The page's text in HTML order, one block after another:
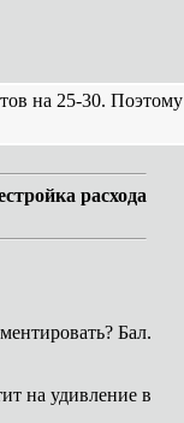
на 25-30. Поэтому
расхода
Бал.
на удивление в